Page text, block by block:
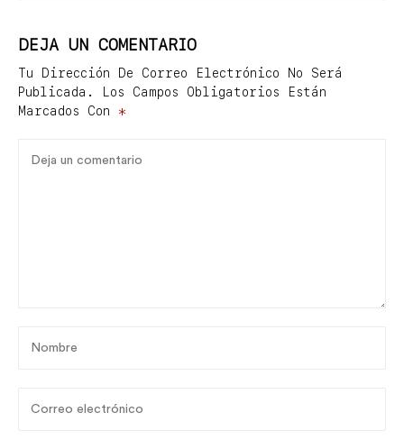
DEJA UN COMENTARIO
Tu Dirección De Correo Electrónico No Será
Publicada.
Los Campos Obligatorios Están
Marcados Con *